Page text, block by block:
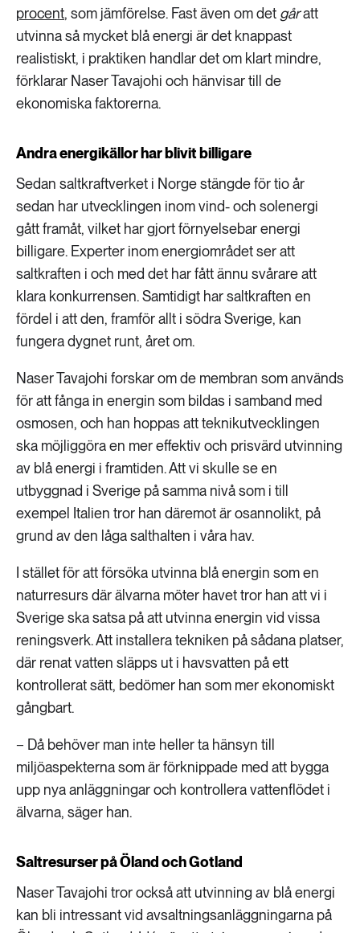
procent, som jämförelse. Fast även om det gåratt
utvinna så mycket blå energi är det knappast
realistiskt, i praktiken handlar det om klart mindre,
förklarar Naser Tavajohi och hänvisar till de
ekonomiska faktorerna.
Andra energikällor har blivit billigare
Sedan saltkraftverket i Norge stängde för tio år
sedan har utvecklingen inom vind- och solenergi
gått framåt, vilket har gjort förnyelsebar energi
billigare. Experter inom energiområdet ser att
saltkraften i och med det har fått ännu svårare att
klara konkurrensen. Samtidigt har saltkraften en
fördel i att den, framför allt i södra Sverige, kan
fungera dygnet runt, året om.
Naser Tavajohi forskar om de membran som används
för att fånga in energin som bildas i samband med
osmosen, och han hoppas att teknikutvecklingen
ska möjliggöra en mer effektiv och prisvärd utvinning
av blå energi i framtiden. Att vi skulle se en
utbyggnad i Sverige på samma nivå som i till
exempel Italien tror han däremot är osannolikt, på
grund av den låga salthalten i våra hav.
I stället för att försöka utvinna blå energin som en
naturresurs där älvarna möter havet tror han att vi i
Sverige ska satsa på att utvinna energin vid vissa
reningsverk. Att installera tekniken på sådana platser,
där renat vatten släpps ut i havsvatten på ett
kontrollerat sätt, bedömer han som mer ekonomiskt
gångbart.
− Då behöver man inte heller ta hänsyn till
miljöaspekterna som är förknippade med att bygga
upp nya anläggningar och kontrollera vattenflödet i
älvarna, säger han.
Saltresurser på Öland och Gotland
Naser Tavajohi tror också att utvinning av blå energi
kan bli intressant vid avsaltningsanläggningarna på